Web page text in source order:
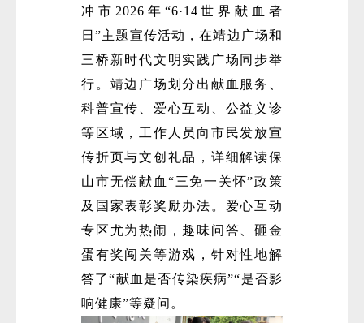
冲市2026年“6·14世界献血者
日”主题宣传活动，在靖边广场和
三桥新时代文明实践广场同步举
行。靖边广场划分出献血服务、
科普宣传、爱心互动、公益义诊
等区域，工作人员向市民发放宣
传折页与文创礼品，详细解读保
山市无偿献血“三免一关怀”政策
及国家表彰奖励办法。爱心互动
专区尤为热闹，趣味问答、砸金
蛋有奖闯关等游戏，针对性地解
答了“献血是否传染疾病”“是否影
响健康”等疑问。